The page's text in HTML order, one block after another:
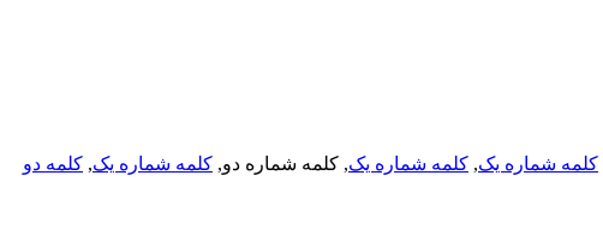
کلمه شماره یک, کلمه شماره یک, کلمه شماره دو, کلمه شماره یک, کلمه دو